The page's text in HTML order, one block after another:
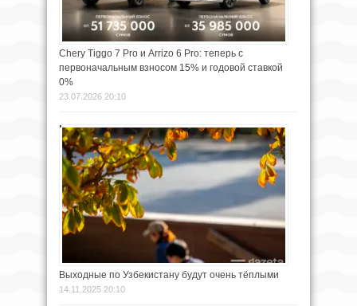
Chery Tiggo 7 Pro и Arrizo 6 Pro: теперь с
первоначальным взносом 15% и годовой ставкой
0%
23.07.2026 20:10
Выходные по Узбекистану будут очень тёплыми
14.11.2025 20:10